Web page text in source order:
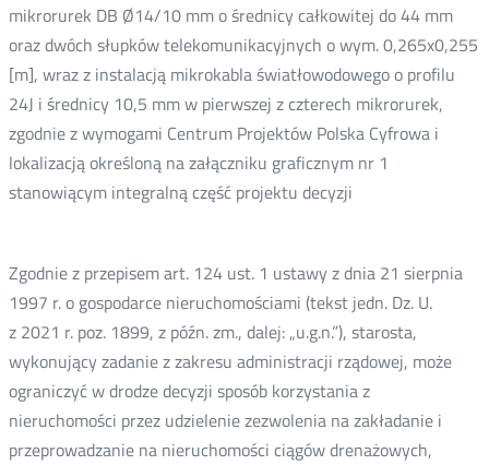
mikrorurek DB Ø14/10 mm o średnicy całkowitej do 44 mm
oraz dwóch słupków telekomunikacyjnych o wym. 0,265x0,255
[m], wraz z instalacją mikrokabla światłowodowego o profilu
24J i średnicy 10,5 mm w pierwszej z czterech mikrorurek,
zgodnie z wymogami Centrum Projektów Polska Cyfrowa i
lokalizacją określoną na załączniku graficznym nr 1
stanowiącym integralną część projektu decyzji
Zgodnie z przepisem art. 124 ust. 1 ustawy z dnia 21 sierpnia
1997 r. o gospodarce nieruchomościami (tekst jedn. Dz. U.
z 2021 r. poz. 1899, z późn. zm., dalej: „u.g.n.”), starosta,
wykonujący zadanie z zakresu administracji rządowej, może
ograniczyć w drodze decyzji sposób korzystania z
nieruchomości przez udzielenie zezwolenia na zakładanie i
przeprowadzanie na nieruchomości ciągów drenażowych,